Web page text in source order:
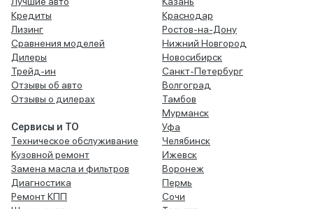
Кредиты
Лизинг
Сравнения моделей
Дилеры
Трейд-ин
Отзывы об авто
Отзывы о дилерах
Сервисы и ТО
Техническое обслуживание
Кузовной ремонт
Замена масла и фильтров
Диагностика
Ремонт КПП
Краснодар
Ростов-на-Дону
Нижний Новгород
Новосибирск
Санкт-Петербург
Волгоград
Тамбов
Мурманск
Уфа
Челябинск
Ижевск
Воронеж
Пермь
Сочи